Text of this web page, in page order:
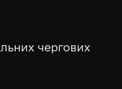
чергових